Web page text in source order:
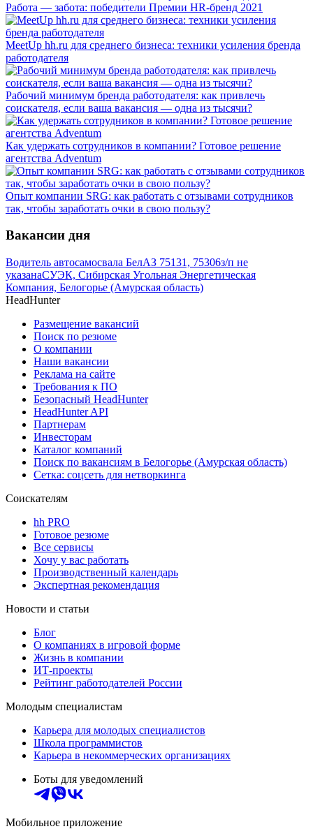
Работа — забота: победители Премии HR-бренд 2021
MeetUp hh.ru для среднего бизнеса: техники усиления бренда
работодателя
Рабочий минимум бренда работодателя: как привлечь
соискателя, если ваша вакансия — одна из тысячи?
Как удержать сотрудников в компании? Готовое решение
агентства Adventum
Опыт компании SRG: как работать с отзывами сотрудников
так, чтобы заработать очки в свою пользу?
Вакансии дня
Водитель автосамосвала БелАЗ 75131, 75306з/п не
указанаСУЭК, Сибирская Угольная Энергетическая
Компания, Белогорье (Амурская область)
HeadHunter
Размещение вакансий
Поиск по резюме
О компании
Наши вакансии
Реклама на сайте
Требования к ПО
Безопасный HeadHunter
HeadHunter API
Партнерам
Инвесторам
Каталог компаний
Поиск по вакансиям в Белогорье (Амурская область)
Сетка: соцсеть для нетворкинга
Соискателям
hh PRO
Готовое резюме
Все сервисы
Хочу у вас работать
Производственный календарь
Экспертная рекомендация
Новости и статьи
Блог
О компаниях в игровой форме
Жизнь в компании
ИТ-проекты
Рейтинг работодателей России
Молодым специалистам
Карьера для молодых специалистов
Школа программистов
Карьера в некоммерческих организациях
Боты для уведомлений
Мобильное приложение